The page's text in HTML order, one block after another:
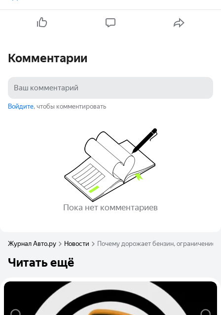
Комментарии
Войдите, чтобы комментировать
Пока нет комментариев
Журнал Авто.ру Новости Почему дорожает бензин, ограничение
Читать ещё